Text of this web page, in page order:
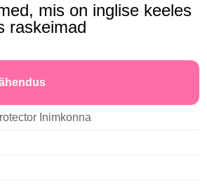
mis on inglise keeles
raskeimad
Inimkonna